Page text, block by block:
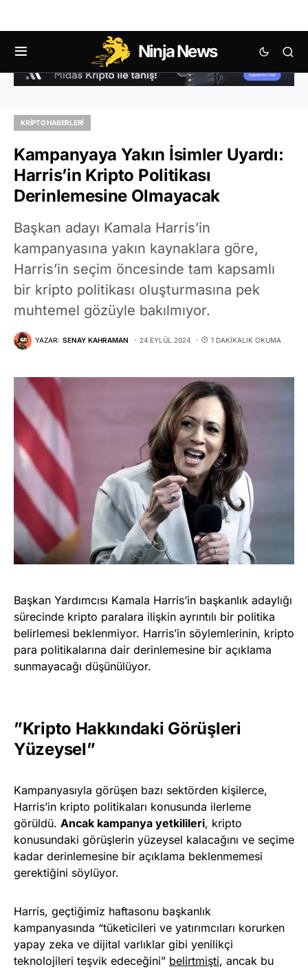
Ninja News
KRIPTO HABERLERI
Kampanyaya Yakın İsimler Uyardı:
Harris’in Kripto Politikası
Derinlemesine Olmayacak
Başkan adayı Kamala Harris’in
kampanyasına yakın kaynaklara göre,
Harris’in seçim öncesinde tam kapsamlı
bir kripto politikası oluşturmasına pek
muhtemel gözüyle bakılmıyor.
YAZAR: SENAY KAHRAMAN 24 EYLÜL 2024 1 DAKIKALIK OKUMA
Başkan Yardımcısı Kamala Harris’in başkanlık adaylığı
sürecinde kripto paralara ilişkin ayrıntılı bir politika
belirlemesi beklenmiyor. Harris’in söylemlerinin, kripto
para politikalarına dair derinlemesine bir açıklama
sunmayacağı düşünülüyor.
”Kripto Hakkındaki Görüşleri
Yüzeysel”
Kampanyasıyla görüşen bazı sektörden kişilerce,
Harris’in kripto politikaları konusunda ilerleme
görüldü. Ancak kampanya yetkilileri, kripto
konusundaki görüşlerin yüzeysel kalacağını ve seçime
kadar derinlemesine bir açıklama beklenmemesi
gerektiğini söylüyor.
Harris, geçtiğimiz haftasonu başkanlık
kampanyasında “tüketicileri ve yatırımcıları korurken
yapay zeka ve dijital varlıklar gibi yenilikçi
teknolojileri teşvik edeceğini” belirtmişti, ancak bu